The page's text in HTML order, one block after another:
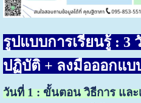
รูปแบบการเรียนรู้ : 3
ปฏิบัติ + ลงมือออกแบ
วันที่1 :ขั้นตอน วิธีการและ